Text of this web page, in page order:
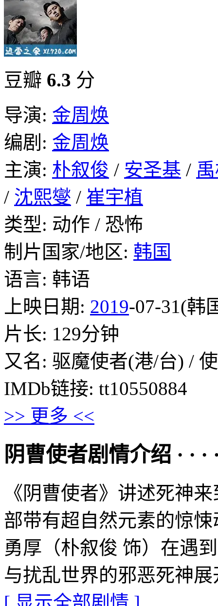
豆瓣 6.3 分
导演: 金周焕
编剧: 金周焕
主演: 朴叙俊 / 安圣基 /
/ 沈熙燮 / 崔宇植
类型: 动作 / 恐怖
制片国家/地区: 韩国
语言: 韩语
上映日期: 2019-07-31(韩
片长: 129分钟
又名: 驱魔使者(港/台) /
IMDb链接: tt10550884
>> 更多 <<
阴曹使者剧情介绍 · · ·
《阴曹使者》讲述死神
部带有超自然元素的惊
勇厚（朴叙俊 饰）在遇
与扰乱世界的邪恶死神